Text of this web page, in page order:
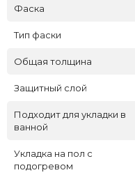
Фаска
Тип фаски
Общая толщина
Защитный слой
Подходит для укладки в
ванной
Укладка на пол c
подогревом